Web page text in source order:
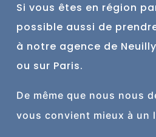
Si vous êtes en région
possible aussi de
à notre agence de
ou sur Paris.
De même que nous nous
vous convient mieux à un